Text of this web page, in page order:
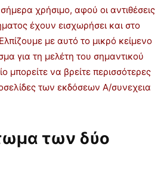
χρήσιμο, αφού οι αντιθέσεις
έχουν εισχωρήσει και στο
με αυτό το μικρό κείμενο
για τη μελέτη του σημαντικού
μπορείτε να βρείτε περισσότερες
των εκδόσεων Α/συνεχεια
των δύο